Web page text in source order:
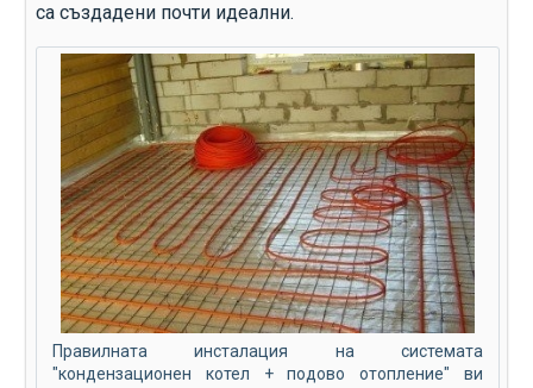
са създадени почти идеални.
Правилната инсталация на системата
"кондензационен котел + подово отопление" ви